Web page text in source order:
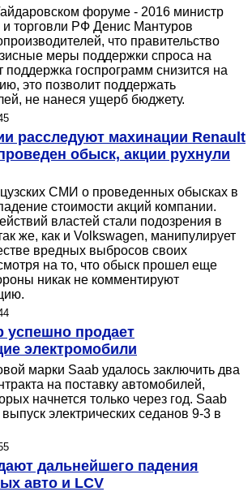
форуме - 2016 министр
торговли РФ Денис Мантуров
что правительство
меры поддержки спроса на
поддержка госпрограмм снизится на
это позволит поддержать
не нанеся ущерб бюджету.
расследуют махинации Renault
обыск, акции рухнули
СМИ о проведенных обысках в
стоимости акций компании.
властей стали подозрения в
же, как и Volkswagen, манипулирует
вредных выбросов своих
на то, что обыск прошел еще
никак не комментируют
успешно продает
электромобили
марки Saab удалось заключить два
на поставку автомобилей,
начнется только через год. Saab
электрических седанов 9-3 в
дальнейшего падения
авто и LCV